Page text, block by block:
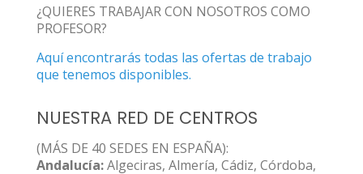
¿QUIERES TRABAJAR CON NOSOTROS COMO
PROFESOR?
Aquí encontrarás todas las ofertas de trabajo
que tenemos disponibles.
NUESTRA RED DE CENTROS
(MÁS DE 40 SEDES EN ESPAÑA):
Andalucía:Algeciras, Almería, Cádiz, Córdoba,